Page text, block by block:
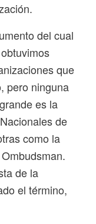
del cual
que
pero ninguna
es la
de
como la
de la
el término,